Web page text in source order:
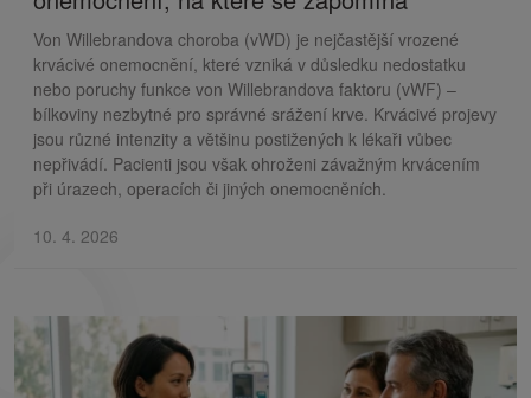
Von Willebrandova choroba (vWD) je nejčastější vrozené
krvácivé onemocnění, které vzniká v důsledku nedostatku
nebo poruchy funkce von Willebrandova faktoru (vWF) –
bílkoviny nezbytné pro správné srážení krve. Krvácivé projevy
jsou různé intenzity a většinu postižených k lékaři vůbec
nepřivádí. Pacienti jsou však ohroženi závažným krvácením
při úrazech, operacích či jiných onemocněních.
10. 4. 2026